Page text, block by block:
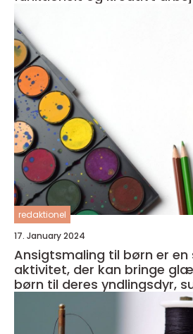
redaktionel
17. January 2024
Ansigtsmaling til børn er
aktivitet, der kan bringe
børn til deres yndlingsdyr,